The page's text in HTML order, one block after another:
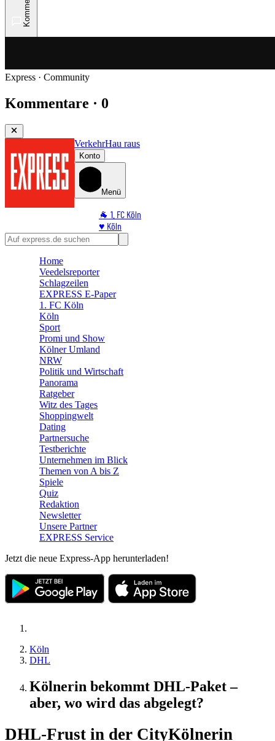
Express · Community
Kommentare · 0
VerkehrHau raus
Konto
Menü
🐐 1. FC Köln
♥️ Köln
⭐ Promi
🛒 Shoppingwelt
Home
Veedelsreporter
Schlagzeilen
EXPRESS E-Paper
1. FC Köln
Köln
Sport
Promi und Show
Kölner Umland
NRW
Politik und Wirtschaft
Panorama
Ratgeber
Witz des Tages
Shoppingwelt
Dating
Partnersuche
Testberichte
Unternehmen im Blick
Themen von A bis Z
Spiele
Quiz
Redaktion
Newsletter
Unsere Partner
EXPRESS Service
Jetzt die neue Express-App herunterladen!
Köln
DHL
Kölnerin bekommt DHL-Paket –
aber, wo wird das abgelegt?
DHL-Frust in der CityKölnerin